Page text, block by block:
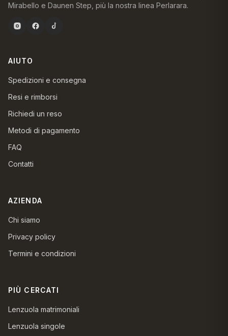
Mirabello e Daunen Step, più la nostra linea Perlarara.
AIUTO
Spedizioni e consegna
Resi e rimborsi
Richiedi un reso
Metodi di pagamento
FAQ
Contatti
AZIENDA
Chi siamo
Privacy policy
Termini e condizioni
PIÙ CERCATI
Lenzuola matrimoniali
Lenzuola singole